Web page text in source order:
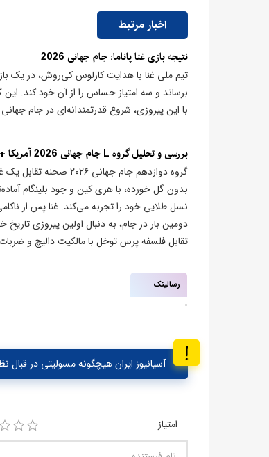
اخبار مرتبط
نتیجه بازی غنا پاناما: جام جهانی 2026
برساند و سه امتیاز حساس را از آن خود کند. این
با این پیروزی، شروع قدرتمندانه‌ای در جام جهانی ۲۰۲۶ داشت و جایگاه خود را در گروه L تثبیت کرد.
بررسی و تحلیل گروه L جام جهانی 2026 آمریکا + شانس صعود تیم ها
نسل طلایی خود را تجربه می‌کند. غنا پس از
دومین بار در جام، به دنبال اولین پیروزی
تقابل فلسفه پرس توخل با مالکیت دالیچ و
رسالینک
آسیانیوز ایران هیچگونه مسولیتی در قبال
امتیاز